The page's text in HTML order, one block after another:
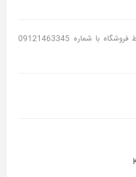
جهت استعلام موجودی لطفا با خط فروشگاه با شماره 09121463345